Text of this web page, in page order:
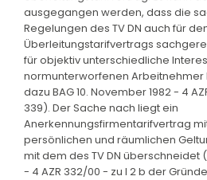
ausgegangen werden, dass die
Regelungen des TV DN auch für
Überleitungstarifvertrags
für objektiv unterschiedliche
normunterworfenen Arbeitnehmer
dazu BAG 10. November 1982 - 4
339). Der Sache nach liegt ein
Anerkennungsfirmentarifvertrag
persönlichen und räumlichen
mit dem des TV DN überschneidet
- 4 AZR 332/00 - zu I 2 b der Gründe,